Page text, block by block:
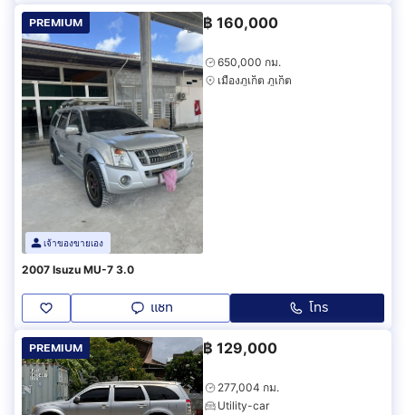
PREMIUM
เจ้าของขายเอง
฿ 160,000
650,000 กม.
เมืองภูเก็ต ภูเก็ต
2007 Isuzu MU-7 3.0
แชท โทร
PREMIUM ฿ 129,000
277,004 กม.
Utility-car